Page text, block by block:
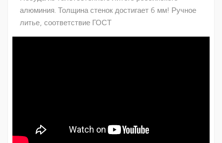
алюминия. Толщина стенок достигает 6 мм! Ручное
литье, соответствие ГОСТ